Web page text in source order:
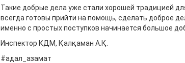
Такие добрые дела уже стали хорошей традицией
всегда готовы прийти на помощь, сделать доброе
именно с простых поступков начинается большое
Инспектор КДМ, Қалқаман А.Қ.
#адал_азамат